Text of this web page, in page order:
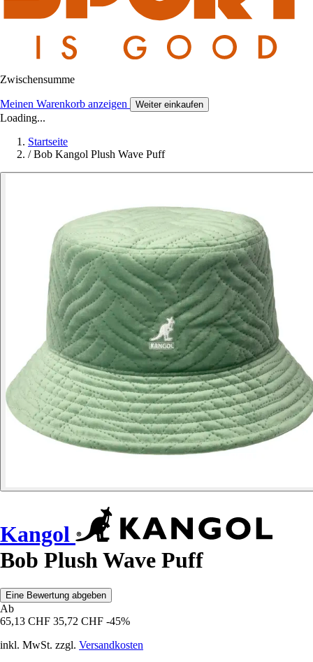
Zwischensumme
Meinen Warenkorb anzeigen Weiter einkaufen
Loading...
Startseite
/ Bob Kangol Plush Wave Puff
Kangol
Bob Plush Wave Puff
Eine Bewertung abgeben
Ab
65,13 CHF 35,72 CHF -45%
inkl. MwSt. zzgl. Versandkosten